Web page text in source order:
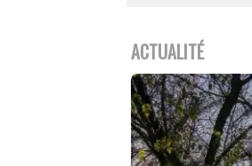
ACTUALITÉ